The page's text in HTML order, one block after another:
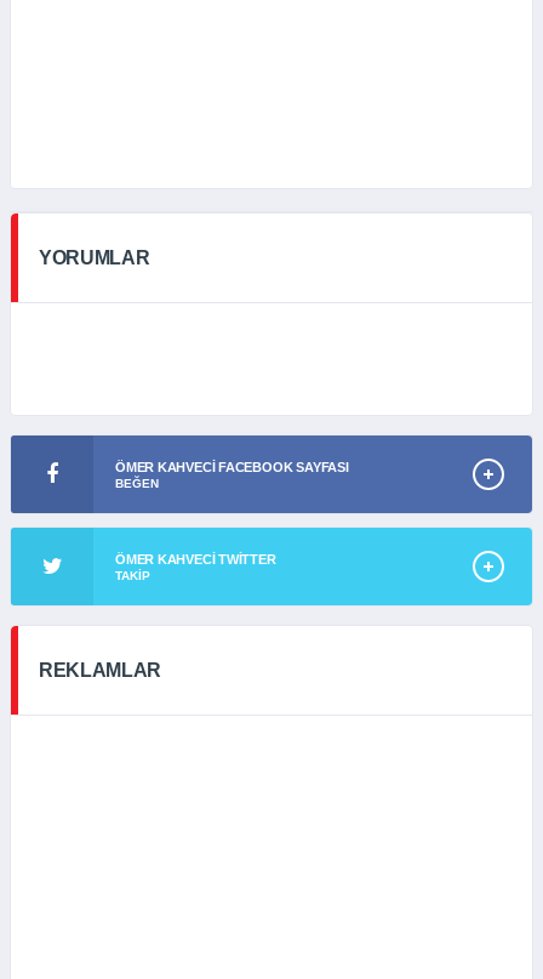
YORUMLAR
ÖMER KAHVECI FACEBOOK SAYFASI
BEĞEN
ÖMER KAHVECI TWITTER
TAKIP
REKLAMLAR